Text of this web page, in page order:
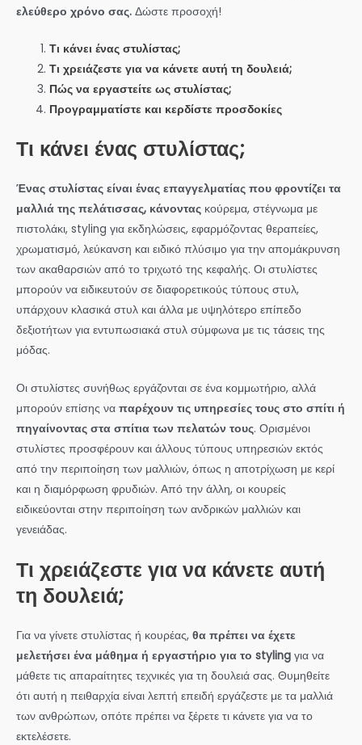
ελεύθερο χρόνο σας. Δώστε προσοχή!
Τι κάνει ένας στυλίστας;
Τι χρειάζεστε για να κάνετε αυτή τη δουλειά;
Πώς να εργαστείτε ως στυλίστας;
Προγραμματίστε και κερδίστε προσδοκίες
Τι κάνει ένας στυλίστας;
Ένας στυλίστας είναι ένας επαγγελματίας που φροντίζει τα
μαλλιά της πελάτισσας, κάνοντας κούρεμα, στέγνωμα με
πιστολάκι, styling για εκδηλώσεις, εφαρμόζοντας θεραπείες,
χρωματισμό, λεύκανση και ειδικό πλύσιμο για την απομάκρυνση
των ακαθαρσιών από το τριχωτό της κεφαλής. Οι στυλίστες
μπορούν να ειδικευτούν σε διαφορετικούς τύπους στυλ,
υπάρχουν κλασικά στυλ και άλλα με υψηλότερο επίπεδο
δεξιοτήτων για εντυπωσιακά στυλ σύμφωνα με τις τάσεις της
μόδας.
Οι στυλίστες συνήθως εργάζονται σε ένα κομμωτήριο, αλλά
μπορούν επίσης να παρέχουν τις υπηρεσίες τους στο σπίτι ή
πηγαίνοντας στα σπίτια των πελατών τους. Ορισμένοι
στυλίστες προσφέρουν και άλλους τύπους υπηρεσιών εκτός
από την περιποίηση των μαλλιών, όπως η αποτρίχωση με κερί
και η διαμόρφωση φρυδιών. Από την άλλη, οι κουρείς
ειδικεύονται στην περιποίηση των ανδρικών μαλλιών και
γενειάδας.
Τι χρειάζεστε για να κάνετε αυτή
τη δουλειά;
Για να γίνετε στυλίστας ή κουρέας, θα πρέπει να έχετε
μελετήσει ένα μάθημα ή εργαστήριο για το styling για να
μάθετε τις απαραίτητες τεχνικές για τη δουλειά σας. Θυμηθείτε
ότι αυτή η πειθαρχία είναι λεπτή επειδή εργάζεστε με τα μαλλιά
των ανθρώπων, οπότε πρέπει να ξέρετε τι κάνετε για να το
εκτελέσετε.